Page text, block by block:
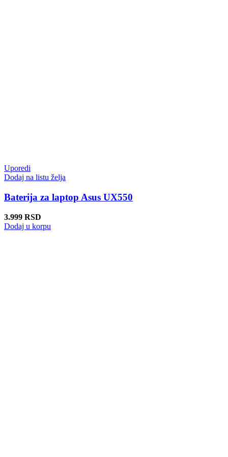
Uporedi
Dodaj na listu želja
Baterija za laptop Asus UX550
3.999 RSD
Dodaj u korpu